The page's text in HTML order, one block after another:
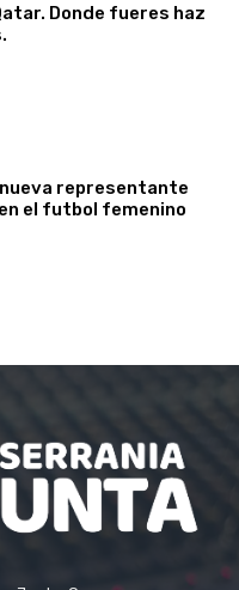
Donde fueres haz
nueva representante
el futbol femenino